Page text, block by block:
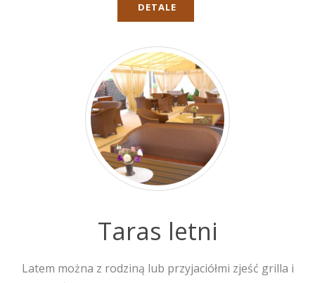
DETALE
Taras letni
Latem można z rodziną lub przyjaciółmi zjeść grilla i